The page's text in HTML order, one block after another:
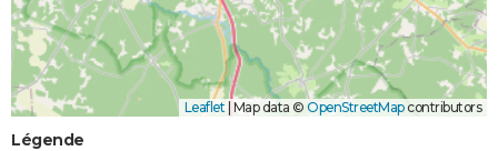
Leaflet Map data © OpenStreetMapcontributors
Légende